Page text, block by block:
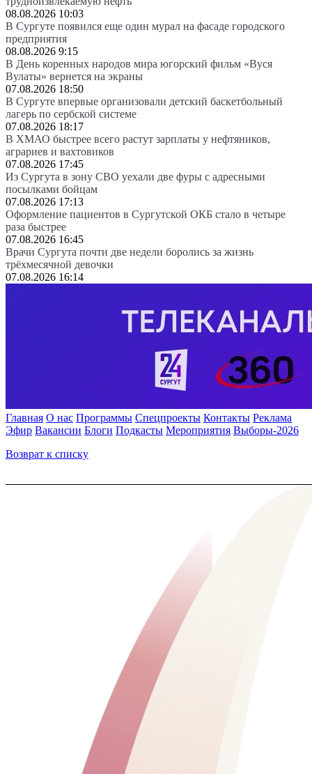
08.08.2026 10:03
В Сургуте появился еще один мурал на фасаде городского
предприятия
08.08.2026 9:15
В День коренных народов мира югорский фильм «Вуся
Вулаты» вернется на экраны
07.08.2026 18:50
В Сургуте впервые организовали детский баскетбольный
лагерь по сербской системе
07.08.2026 18:17
В ХМАО быстрее всего растут зарплаты у нефтяников,
аграриев и вахтовиков
07.08.2026 17:45
Из Сургута в зону СВО уехали две фуры с адресными
посылками бойцам
07.08.2026 17:13
Оформление пациентов в Сургутской ОКБ стало в четыре
раза быстрее
07.08.2026 16:45
Врачи Сургута почти две недели боролись за жизнь
трёхмесячной девочки
07.08.2026 16:14
Главная О нас Программы Спецпроекты Контакты Реклама
Эфир Вакансии Блоги Подкасты Мероприятия Выборы-2026
Возврат к списку